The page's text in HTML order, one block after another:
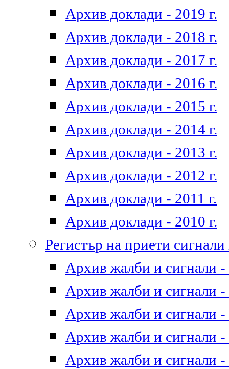
Архив доклади - 2019 г.
Архив доклади - 2018 г.
Архив доклади - 2017 г.
Архив доклади - 2016 г.
Архив доклади - 2015 г.
Архив доклади - 2014 г.
Архив доклади - 2013 г.
Архив доклади - 2012 г.
Архив доклади - 2011 г.
Архив доклади - 2010 г.
Регистър на приети
Архив жалби и сигнали -
Архив жалби и сигнали -
Архив жалби и сигнали -
Архив жалби и сигнали -
Архив жалби и сигнали -